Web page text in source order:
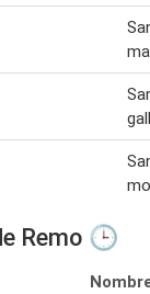
Remo 🕒